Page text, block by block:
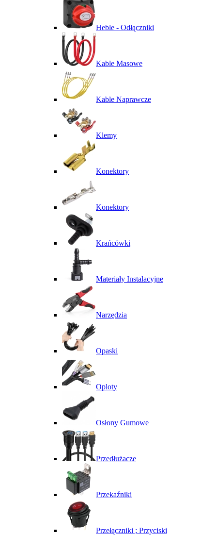
Heble - Odłączniki
Kable Masowe
Kable Naprawcze
Klemy
Konektory
Konektory
Krańcówki
Materiały Instalacyjne
Narzędzia
Opaski
Oploty
Osłony Gumowe
Przedłużacze
Przekaźniki
Przełączniki ; Przyciski